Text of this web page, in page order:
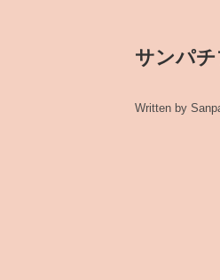
サンパ
Written by